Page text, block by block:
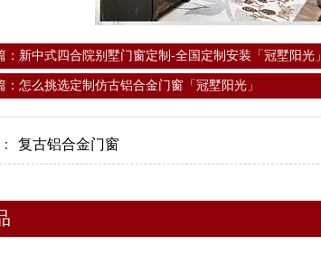
：新中式四合院别墅门窗定制-全国定制安装「冠墅阳光」
：怎么挑选定制仿古铝合金门窗「冠墅阳光」
复古铝合金门窗